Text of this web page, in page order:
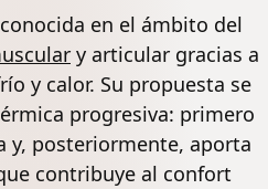
en el ámbito del
y articular gracias a
y calor. Su propuesta se
progresiva: primero
y, posteriormente, aporta
contribuye al confort